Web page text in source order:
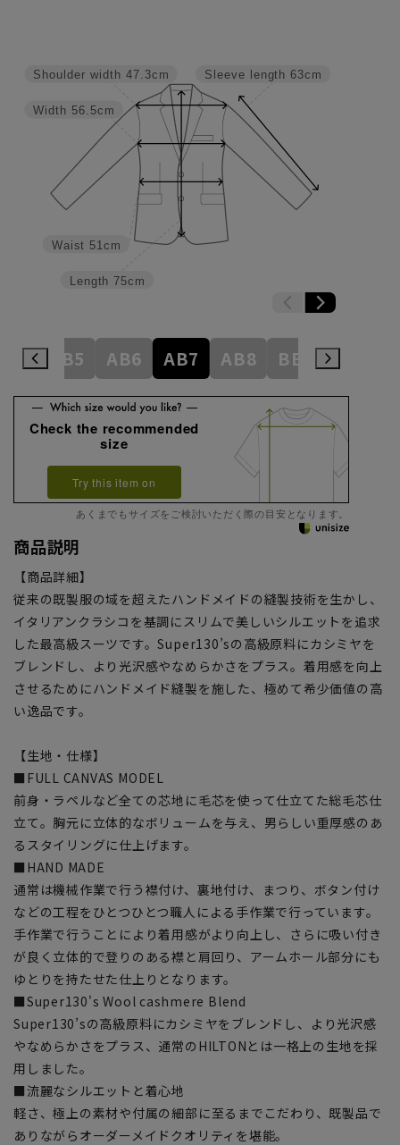
Sleeve length 63cm
Length 75cm
Waist 51cm
Width 56.5cm
Shoulder width 47.3cm
AB5 AB6 AB7 AB8 BE3 BE4
Check the recommended
size
Try this item on
あくまでもサイズをご検討いただく際の目安となります。
商品説明
【商品詳細】
従来の既製服の域を超えたハンドメイドの縫製技術を生かし、
イタリアンクラシコを基調にスリムで美しいシルエットを追求
した最高級スーツです。Super130’sの高級原料にカシミヤを
ブレンドし、より光沢感やなめらかさをプラス。着用感を向上
させるためにハンドメイド縫製を施した、極めて希少価値の高
い逸品です。
【生地・仕様】
■FULL CANVAS MODEL
前身・ラペルなど全ての芯地に毛芯を使って仕立てた総毛芯仕
立て。胸元に立体的なボリュームを与え、男らしい重厚感のあ
るスタイリングに仕上げます。
■HAND MADE
通常は機械作業で行う襟付け、裏地付け、まつり、ボタン付け
などの工程をひとつひとつ職人による手作業で行っています。
手作業で行うことにより着用感がより向上し、さらに吸い付き
が良く立体的で登りのある襟と肩回り、アームホール部分にも
ゆとりを持たせた仕上りとなります。
■Super130's Wool cashmere Blend
Super130’sの高級原料にカシミヤをブレンドし、より光沢感
やなめらかさをプラス、通常のHILTONとは一格上の生地を採
用しました。
■流麗なシルエットと着心地
軽さ、極上の素材や付属の細部に至るまでこだわり、既製品で
ありながらオーダーメイドクオリティを堪能。